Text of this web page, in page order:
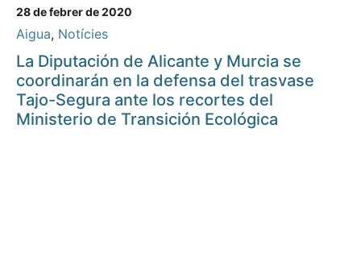
28 de febrer de 2020
Aigua, Notícies
La Diputación de Alicante y Murcia se
coordinarán en la defensa del trasvase
Tajo-Segura ante los recortes del
Ministerio de Transición Ecológica